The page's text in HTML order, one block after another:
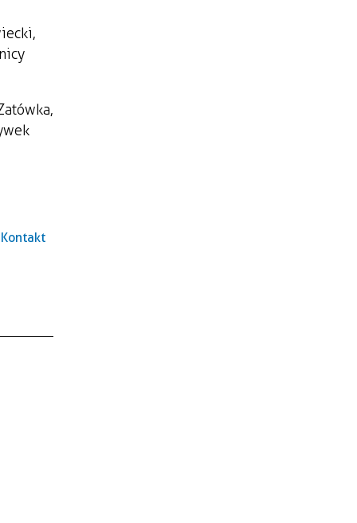
Kontakt